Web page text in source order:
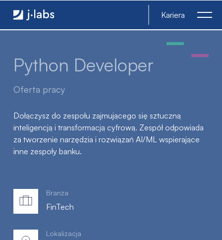
Python Developer - j‑labs software specialists
Kariera
Python Developer
Oferta pracy
Dołączysz do zespołu zajmującego się sztuczną
inteligencją i transformacją cyfrową. Zespół odpowiada
za tworzenie narzędzia i rozwiązań AI/ML wspierające
inne zespoły banku.
Branża
FinTech
Lokalizacja